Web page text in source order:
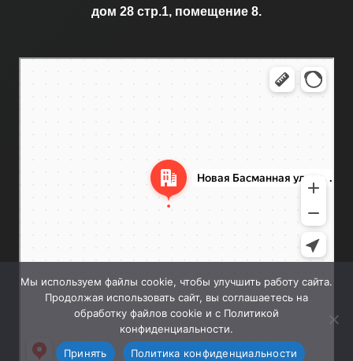
дом 28 стр.1, помещение 8.
Мы используем файлы cookie, чтобы улучшить работу сайта.
Продолжая использовать сайт, вы соглашаетесь на
обработку файлов cookie и с Политикой
конфиденциальности.
Принять
Политика конфиденциальности